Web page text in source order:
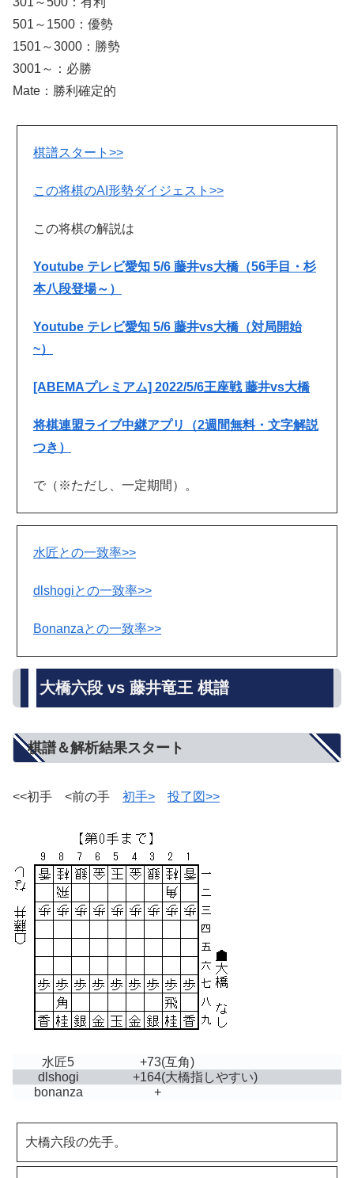
501～1500：優勢
1501～3000：勝勢
3001～：必勝
Mate：勝利確定的
棋譜スタート>>
この将棋のAI形勢ダイジェスト>>
この将棋の解説は
Youtube テレビ愛知 5/6 藤井vs大橋（56手目・杉
本八段登場～）
Youtube テレビ愛知 5/6 藤井vs大橋（対局開始
~）
[ABEMAプレミアム] 2022/5/6王座戦 藤井vs大橋
将棋連盟ライブ中継アプリ（2週間無料・文字解説
つき）
で（※ただし、一定期間）。
水匠との一致率>>
dlshogiとの一致率>>
Bonanzaとの一致率>>
大橋六段 vs 藤井竜王 棋譜
棋譜＆解析結果スタート
<<初手 <前の手 初手> 投了図>>
水匠5 +73(互角)
dlshogi
+164(大橋指しやすい)
bonanza
+
大橋六段の先手。